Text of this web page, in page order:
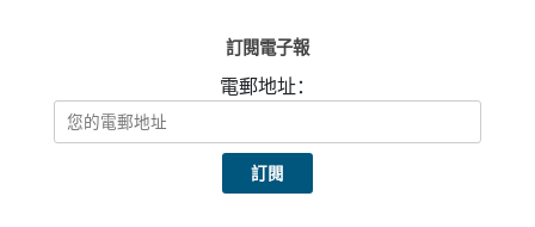
訂閱電子報
電郵地址：